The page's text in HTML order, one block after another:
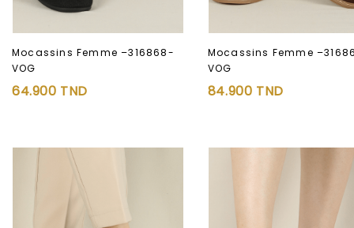
Mocassins Femme –316868-
VOG
64.900 TND
Mocassins Femme
VOG
84.900 TND